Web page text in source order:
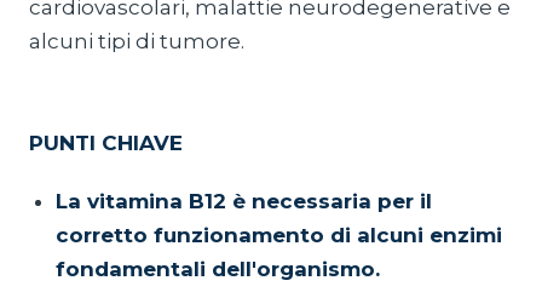
cardiovascolari, malattie neurodegenerative e
alcuni tipi di tumore.
PUNTI CHIAVE
La vitamina B12 è necessaria per il
corretto funzionamento di alcuni enzimi
fondamentali dell'organismo.